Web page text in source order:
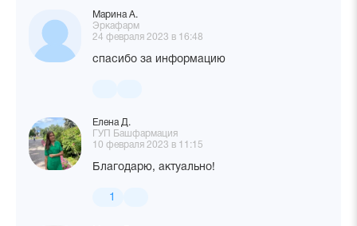
Марина А.
Эркафарм
24 февраля 2023 в 16:48
спасибо за информацию
Елена Д.
ГУП Башфармация
10 февраля 2023 в 11:15
Благодарю, актуально!
1